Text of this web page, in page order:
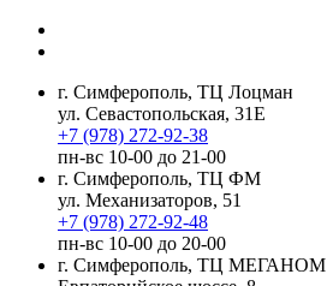
г. Симферополь, ТЦ Лоцман
ул. Севастопольская, 31Е
+7 (978) 272-92-38
пн-вс 10-00 до 21-00
г. Симферополь, ТЦ ФМ
ул. Механизаторов, 51
+7 (978) 272-92-48
пн-вс 10-00 до 20-00
г. Симферополь, ТЦ МЕГАНОМ